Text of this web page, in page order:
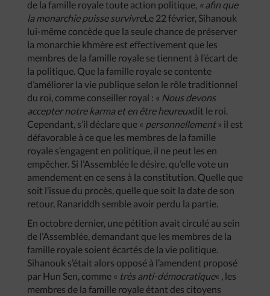
de la famille royale toute action politique, « afin que
la monarchie puisse survivreLe 22 février, Sihanouk
lui-même concède que la seule chance de préserver
la monarchie khmère est effectivement que les
membres de la famille royale se tiennent à l’écart de
la politique. Que la famille royale se contente
d’améliorer la vie publique selon le rôle traditionnel
du roi, comme conseiller royal : « Nous devons
accepter notre karma et en être heureuxdit le roi.
Cependant, s’il déclare que « personnellement» il est
défavorable à ce que les membres de la famille
royale s’engagent en politique, il ne peut les en
empêcher. Si l’Assemblée le désire, qu’elle vote un
amendement en ce sens à la constitution. Quelle que
soit l’issue du procès, quelle que soit la date de son
retour, Ranariddh semble avoir perdu la partie.
En octobre dernier, une pétition avait circulé au sein
de l’Assemblée, demandant que les membres de la
famille royale soient écartés de la vie politique.
Sihanouk s’était alors opposé à l’amendent proposé
par Hun Sen, comme « très anti-démocratique« , les
membres de la famille royale étant des citoyens